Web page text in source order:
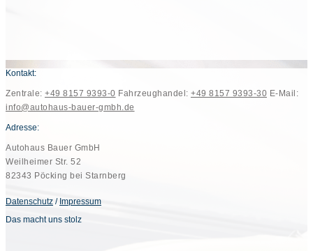
Kontakt:
Zentrale: +49 8157 9393-0 Fahrzeughandel: +49 8157 9393-30 E-Mail:
info@autohaus-bauer-gmbh.de
Adresse:
Autohaus Bauer GmbH
Weilheimer Str. 52
82343 Pöcking bei Starnberg
Datenschutz / Impressum
Das macht uns stolz